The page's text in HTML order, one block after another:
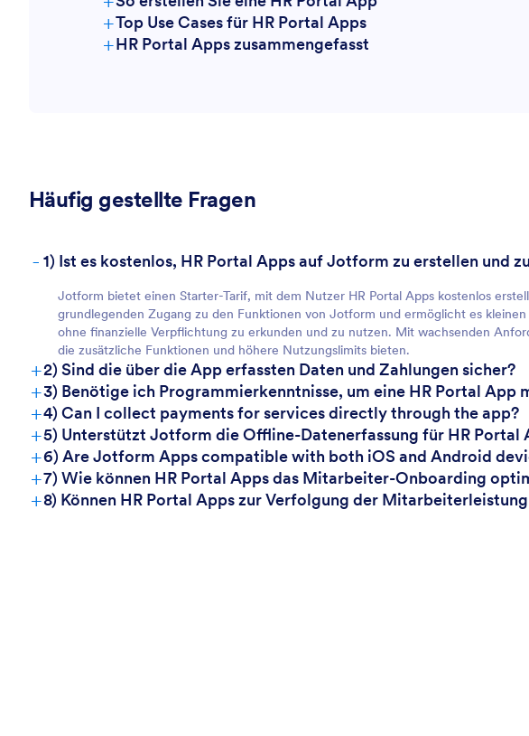
+Top Use Cases für HR Portal Apps
Für Manager
+HR Portal Apps zusammengefasst
Häufig gestellte Fragen
- 1) Ist es kostenlos, HR Portal Apps auf Jotform zu erstellen und
Jotform bietet einen Starter-Tarif, mit dem Nutzer HR Portal Apps kostenlos
grundlegenden Zugang zu den Funktionen von Jotform und ermöglicht es
ohne finanzielle Verpflichtung zu erkunden und zu nutzen. Mit wachsenden
die zusätzliche Funktionen und höhere Nutzungslimits bieten.
+2) Sind die über die App erfassten Daten und Zahlungen sicher?
+3) Benötige ich Programmierkenntnisse, um eine HR Portal App
+4) Can I collect payments for services directly through the app?
+5) Unterstützt Jotform die Offline-Datenerfassung für HR Portal
+6) Are Jotform Apps compatible with both iOS and Android
+7) Wie können HR Portal Apps das Mitarbeiter-Onboarding
+8) Können HR Portal Apps zur Verfolgung der